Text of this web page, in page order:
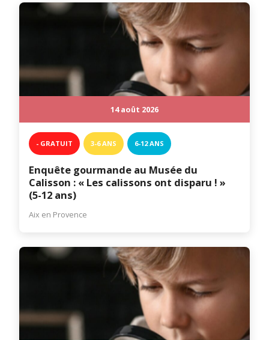
14 août 2026
- GRATUIT 3-6 ANS 6-12 ANS
Enquête gourmande au Musée du
Calisson : « Les calissons ont disparu ! »
(5-12 ans)
Aix en Provence